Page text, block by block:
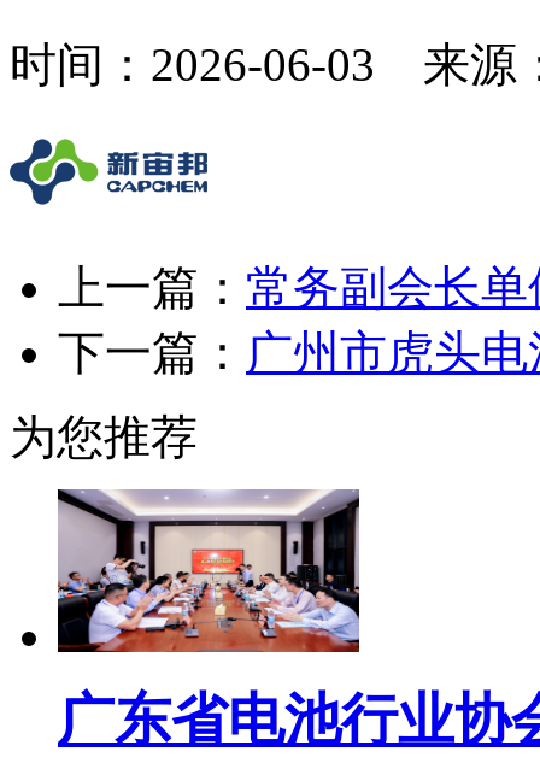
时间：2026-06-03 来
上一篇： 常务副会长
下一篇： 广州市虎头
为您推荐
广东省电池行业协